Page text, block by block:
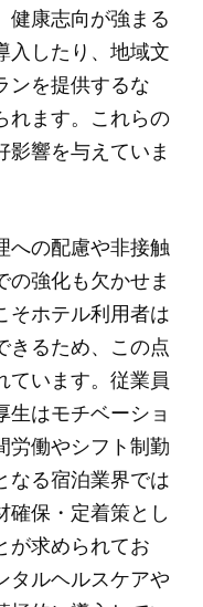
健康志向が強まる
入したり、地域文
ンを提供するな
れます。これらの
影響を与えていま
への配慮や非接触
の強化も欠かせま
そホテル利用者は
きるため、この点
ています。従業員
生はモチベーショ
労働やシフト制勤
なる宿泊業界では
確保・定着策とし
が求められてお
タルヘルスケアや